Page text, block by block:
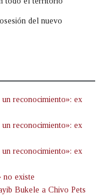
del nuevo
reconocimiento»: ex
reconocimiento»: ex
reconocimiento»: ex
no existe
Bukele a Chivo Pets